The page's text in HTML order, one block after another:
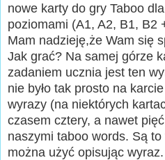
nowe karty do gry Taboo
poziomami (A1, A2, B1, B2
Mam nadzieję,że Wam się
Jak grać? Na samej górze
zadaniem ucznia jest ten
nie było tak prosto na
wyrazy (na niektórych
czasem cztery, a nawet
naszymi taboo words. Są
można użyć opisując wyraz.